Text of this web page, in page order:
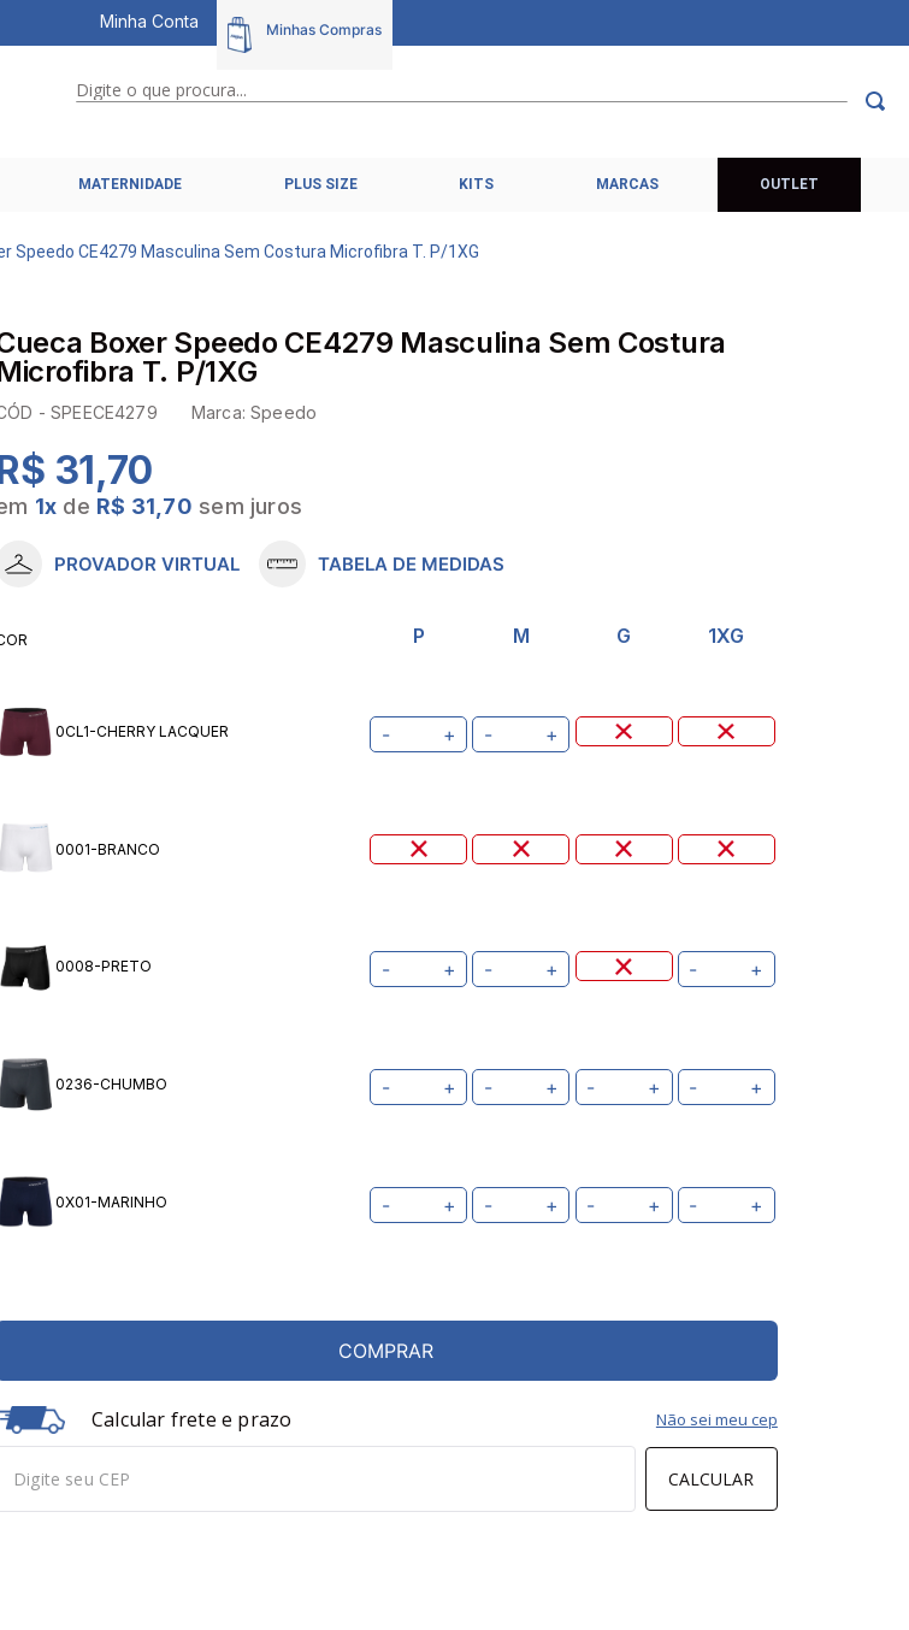
Minha Conta
Digite o que procura...
MATERNIDADE PLUS SIZE KITS MARCAS OUTLET
Speedo CE4279 Masculina Sem Costura Microfibra T. P/1XG
Boxer Speedo CE4279 Masculina Sem Costura
T. P/1XG
-SPEECE4279 Marca:Speedo
31,70
1x de R$ 31,70 sem juros
PROVADOR VIRTUAL TABELA DE MEDIDAS
P M G 1XG
0CL1-CHERRY LACQUER - + - +
0001-BRANCO
0008-PRETO - + - + - +
0236-CHUMBO - + - + - + - +
0X01-MARINHO - + - + - + - +
COMPRAR
Calcular frete e prazo
CALCULAR
Não sei meu cep
1 º
calcinhas
5 º
sutiã liz
6º
sutias
8 º
hering intimates
10º meia lupo